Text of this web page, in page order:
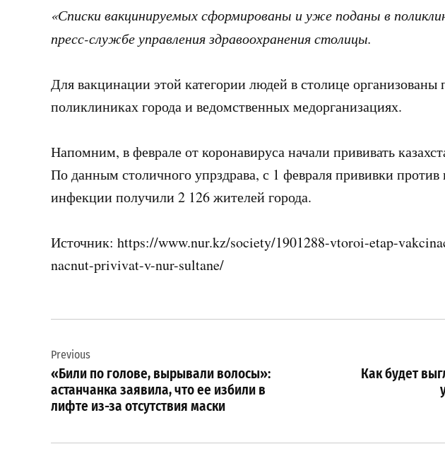
«Списки вакцинируемых сформированы и уже поданы в
пресс-службе управления здравоохранения столицы.
Для вакцинации этой категории людей в столице
поликлиниках города и ведомственных медорганизациях.
Напомним, в феврале от коронавируса начали прививать
По данным столичного упрздрава, с 1 февраля прививки против
инфекции получили 2 126 жителей города.
Источник: https://www.nur.kz/society/1901288-vtoroi-etap-
nacnut-privivat-v-nur-sultane/
по
записям
Previous
«Били по голове, вырывали волосы»:
астанчанка заявила, что ее избили в
лифте из-за отсутствия маски
Как будет